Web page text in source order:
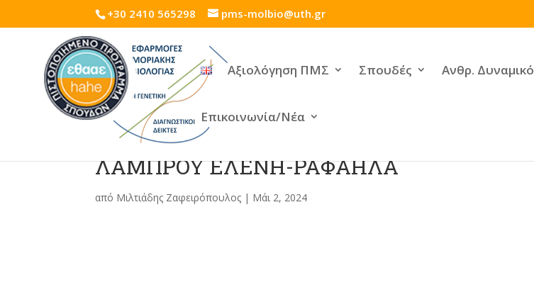
+30 2410 565298 pms-molbio@uth.gr
Αξιολόγηση ΠΜΣ Σπουδές Ανθρ. Δυναμικό
Επικοινωνία/Νέα
ΛΑΜΠΡΟΥ ΕΛΕΝΗ-ΡΑΦΑΗΛΑ
από Μιλτιάδης Ζαφειρόπουλος | Μάι 2, 2024